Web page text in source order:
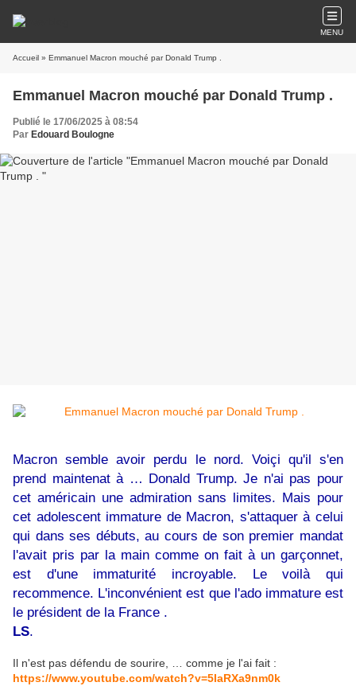
MENU
Accueil » Emmanuel Macron mouché par Donald Trump .
Emmanuel Macron mouché par Donald Trump .
Publié le 17/06/2025 à 08:54
Par Edouard Boulogne
Macron semble avoir perdu le nord. Voiçi qu'il s'en
prend maintenat à … Donald Trump. Je n'ai pas pour
cet américain une admiration sans limites. Mais pour
cet adolescent immature de Macron, s'attaquer à celui
qui dans ses débuts, au cours de son premier mandat
l'avait pris par la main comme on fait à un garçonnet,
est d'une immaturité incroyable. Le voilà qui
recommence. L'inconvénient est que l'ado immature est
le président de la France .
LS.
Il n'est pas défendu de sourire, … comme je l'ai fait :
https://www.youtube.com/watch?v=5IaRXa9nm0k